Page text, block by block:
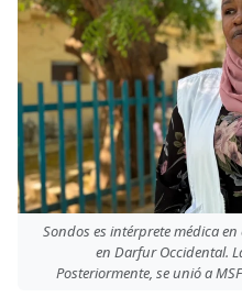
Sondos es intérprete médica
en Darfur Occidental.
Posteriormente, se unió a